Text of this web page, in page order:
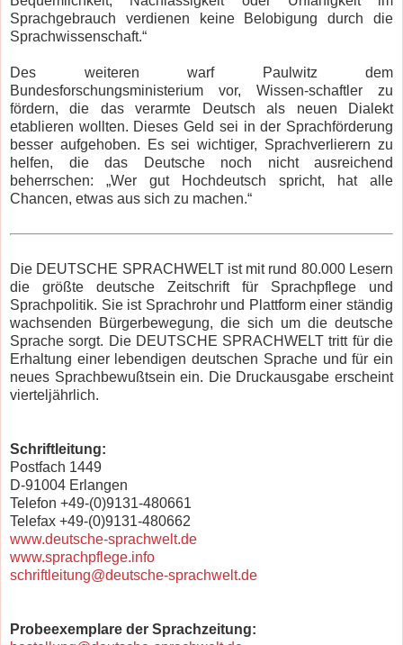
Sprachgebrauch verdienen keine Belobigung durch die
Sprachwissenschaft.“
Des weiteren warf Paulwitz dem
Bundesforschungsministerium vor, Wissen-schaftler zu
fördern, die das verarmte Deutsch als neuen Dialekt
etablieren wollten. Dieses Geld sei in der Sprachförderung
besser aufgehoben. Es sei wichtiger, Sprachverlierern zu
helfen, die das Deutsche noch nicht ausreichend
beherrschen: „Wer gut Hochdeutsch spricht, hat alle
Chancen, etwas aus sich zu machen.“
Die DEUTSCHE SPRACHWELT ist mit rund 80.000 Lesern
die größte deutsche Zeitschrift für Sprachpflege und
Sprachpolitik. Sie ist Sprachrohr und Plattform einer ständig
wachsenden Bürgerbewegung, die sich um die deutsche
Sprache sorgt. Die DEUTSCHE SPRACHWELT tritt für die
Erhaltung einer lebendigen deutschen Sprache und für ein
neues Sprachbewußtsein ein. Die Druckausgabe erscheint
vierteljährlich.
Schriftleitung:
Postfach 1449
D-91004 Erlangen
Telefon +49-(0)9131-480661
Telefax +49-(0)9131-480662
www.deutsche-sprachwelt.de
www.sprachpflege.info
schriftleitung@deutsche-sprachwelt.de
Probeexemplare der Sprachzeitung: